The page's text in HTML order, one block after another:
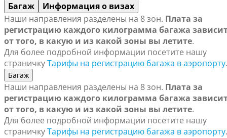
Багаж
Информация о визах
Наши направления разделены на 8 зон. Плата за
регистрацию каждого килограмма багажа
от того, в какую и из какой зоны вы летите.
Для более подробной информации посетите нашу
страничкуТарифы на регистрацию багажа в аэропорту.
Багаж
Наши направления разделены на 8 зон. Плата за
регистрацию каждого килограмма багажа
от того, в какую и из какой зоны вы летите.
Для более подробной информации посетите нашу
страничкуТарифы на регистрацию багажа в аэропорту.